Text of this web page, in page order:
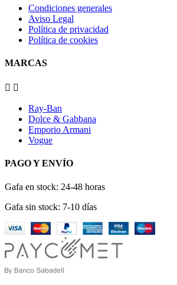
Condiciones generales
Aviso Legal
Política de privacidad
Política de cookies
MARCAS
 
Ray-Ban
Dolce & Gabbana
Emporio Armani
Vogue
PAGO Y ENVÍO
Gafa en stock: 24-48 horas
Gafa sin stock: 7-10 días